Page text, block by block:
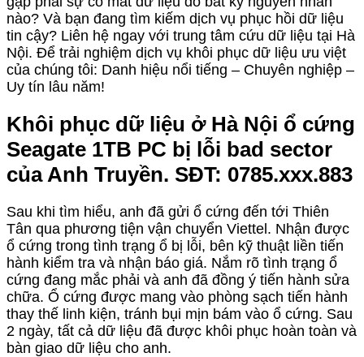
nào? Và bạn đang tìm kiếm dịch vụ phục hồi dữ liệu
tin cậy? Liên hệ ngay với trung tâm cứu dữ liệu tại Hà
Nội. Để trải nghiệm dịch vụ khôi phục dữ liệu ưu việt
của chúng tôi: Danh hiệu nổi tiếng – Chuyên nghiệp –
Uy tín lâu năm!
Khôi phục dữ liệu ở Hà Nội ổ cứng
Seagate 1TB PC bị lỗi bad sector
của Anh Truyền. SĐT: 0785.xxx.883
Sau khi tìm hiểu, anh đã gửi ổ cứng đến tới Thiên
Tân qua phương tiện vận chuyển Viettel. Nhận được
ổ cứng trong tình trạng ổ bị lỗi, bên kỹ thuật liền tiến
hành kiểm tra và nhận báo giá. Nắm rõ tình trạng ổ
cứng đang mắc phải và anh đã đồng ý tiến hành sửa
chữa. Ổ cứng được mang vào phòng sạch tiến hành
thay thế linh kiện, tránh bụi mịn bám vào ổ cứng. Sau
2 ngày, tất cả dữ liệu đã được khôi phục hoàn toàn và
bàn giao dữ liệu cho anh.